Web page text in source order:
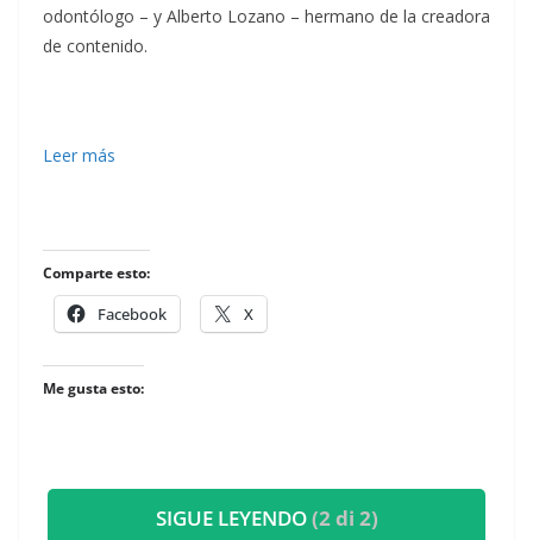
odontólogo – y Alberto Lozano – hermano de la creadora
de contenido.
Leer más
Comparte esto:
Facebook X
Me gusta esto:
SIGUE LEYENDO(2 di 2)